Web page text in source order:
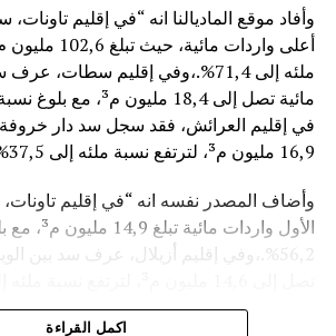
وأفاد موقع الماديالنا انه “في إقليم
ملئه إلى 71,4%.،وفي إقليم سطات،
في إقليم العرائش، فقد سجل سد دار خروفة
16,9 مليون م³، لترتفع نسبة ملئه إلى 37,5%.”
وأضاف المصدر نفسه انه “في إقليم
الأول واردات
56,2%.،وفي إقليم أزيلال، عرف سد بين
اكمل القراءة